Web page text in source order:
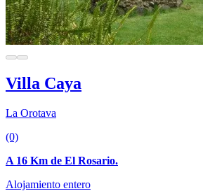
Villa Caya
La Orotava
(0)
A 16 Km de El Rosario.
Alojamiento entero